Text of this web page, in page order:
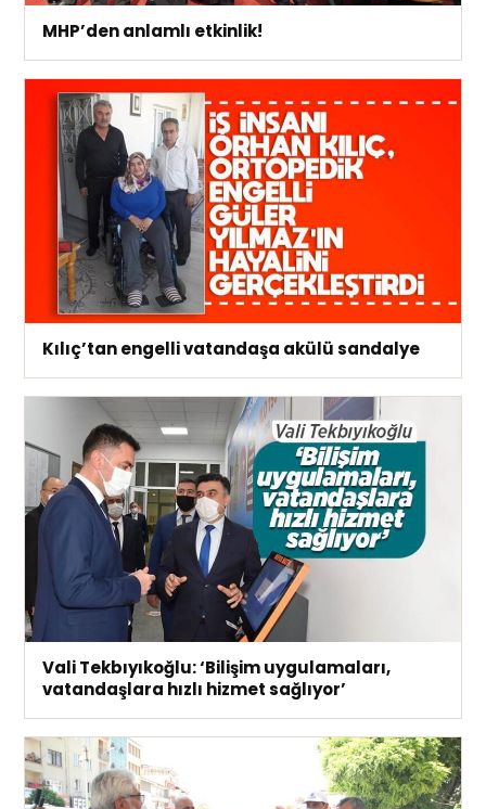
MHP’den anlamlı etkinlik!
Kılıç’tan engelli vatandaşa akülü sandalye
Vali Tekbıyıkoğlu: ‘Bilişim uygulamaları,
vatandaşlara hızlı hizmet sağlıyor’